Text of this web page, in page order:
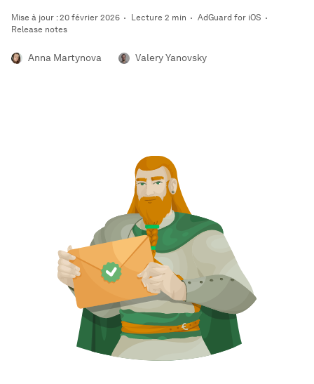
Mise à jour : 20 février 2026 Lecture 2 min
AdGuard for iOS
Release notes
Anna Martynova Valery Yanovsky